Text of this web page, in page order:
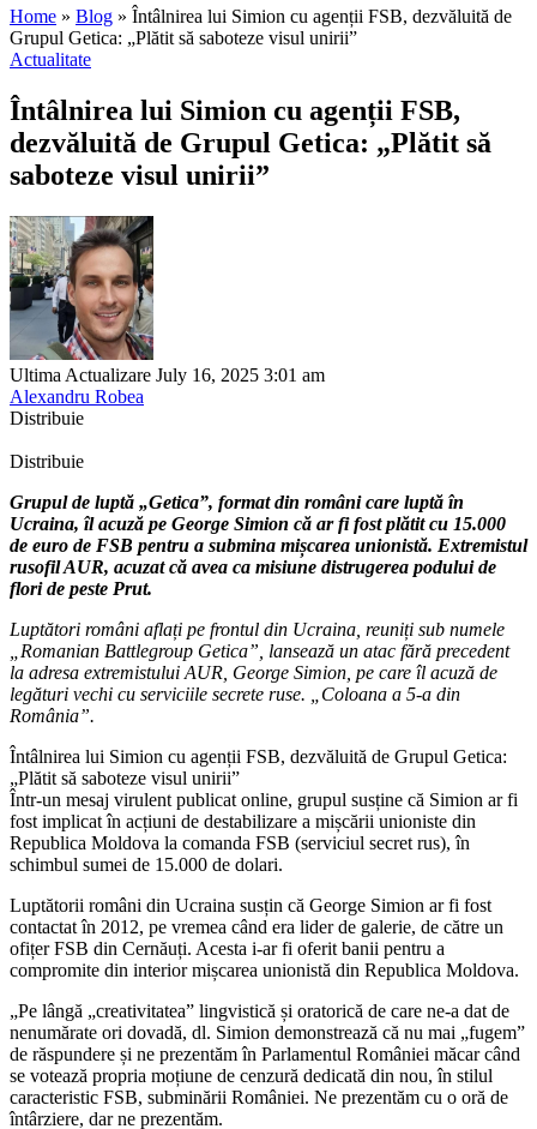
Home » Blog » Întâlnirea lui Simion cu agenții FSB, dezvăluită de
Grupul Getica: „Plătit să saboteze visul unirii”
Actualitate
Întâlnirea lui Simion cu agenții FSB,
dezvăluită de Grupul Getica: „Plătit să
saboteze visul unirii”
Ultima Actualizare July 16, 2025 3:01 am
Alexandru Robea
Distribuie
Distribuie
Grupul de luptă „Getica”, format din români care luptă în
Ucraina, îl acuză pe George Simion că ar fi fost plătit cu 15.000
de euro de FSB pentru a submina mișcarea unionistă. Extremistul
rusofil AUR, acuzat că avea ca misiune distrugerea podului de
flori de peste Prut.
Luptători români aflați pe frontul din Ucraina, reuniți sub numele
„Romanian Battlegroup Getica”, lansează un atac fără precedent
la adresa extremistului AUR, George Simion, pe care îl acuză de
legături vechi cu serviciile secrete ruse. „Coloana a 5-a din
România”.
Întâlnirea lui Simion cu agenții FSB, dezvăluită de Grupul Getica:
„Plătit să saboteze visul unirii”
Într-un mesaj virulent publicat online, grupul susține că Simion ar fi
fost implicat în acțiuni de destabilizare a mișcării unioniste din
Republica Moldova la comanda FSB (serviciul secret rus), în
schimbul sumei de 15.000 de dolari.
Luptătorii români din Ucraina susțin că George Simion ar fi fost
contactat în 2012, pe vremea când era lider de galerie, de către un
ofițer FSB din Cernăuți. Acesta i-ar fi oferit banii pentru a
compromite din interior mișcarea unionistă din Republica Moldova.
„Pe lângă „creativitatea” lingvistică și oratorică de care ne-a dat de
nenumărate ori dovadă, dl. Simion demonstrează că nu mai „fugem”
de răspundere și ne prezentăm în Parlamentul României măcar când
se votează propria moțiune de cenzură dedicată din nou, în stilul
caracteristic FSB, subminării României. Ne prezentăm cu o oră de
întârziere, dar ne prezentăm.